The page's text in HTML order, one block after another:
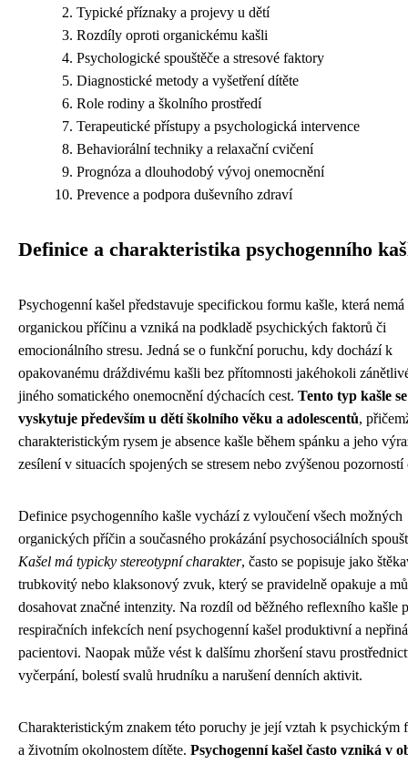
Typické příznaky a projevy u dětí
Rozdíly oproti organickému kašli
Psychologické spouštěče a stresové faktory
Diagnostické metody a vyšetření dítěte
Role rodiny a školního prostředí
Terapeutické přístupy a psychologická intervence
Behaviorální techniky a relaxační cvičení
Prognóza a dlouhodobý vývoj onemocnění
Prevence a podpora duševního zdraví
Definice a charakteristika psychogenního
Psychogenní kašel představuje specifickou formu kašle, která nemá
organickou příčinu a vzniká na podkladě psychických faktorů či
emocionálního stresu. Jedná se o funkční poruchu, kdy dochází k
opakovanému dráždivému kašli bez přítomnosti jakéhokoli
jiného somatického onemocnění dýchacích cest. Tento typ kašle se
vyskytuje především u dětí školního věku a adolescentů,
charakteristickým rysem je absence kašle během spánku a jeho
zesílení v situacích spojených se stresem nebo zvýšenou
Definice psychogenního kašle vychází z vyloučení všech možných
organických příčin a současného prokázání psychosociálních
Kašel má typicky stereotypní charakter, často se popisuje jako
trubkovitý nebo klaksonový zvuk, který se pravidelně opakuje a
dosahovat značné intenzity. Na rozdíl od běžného reflexního kašle
respiračních infekcích není psychogenní kašel produktivní a
pacientovi. Naopak může vést k dalšímu zhoršení stavu
vyčerpání, bolestí svalů hrudníku a narušení denních aktivit.
Charakteristickým znakem této poruchy je její vztah k psychickým
a životním okolnostem dítěte. Psychogenní kašel často vzniká v